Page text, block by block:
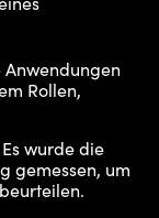
Rollen,
Es wurde die
gemessen, um